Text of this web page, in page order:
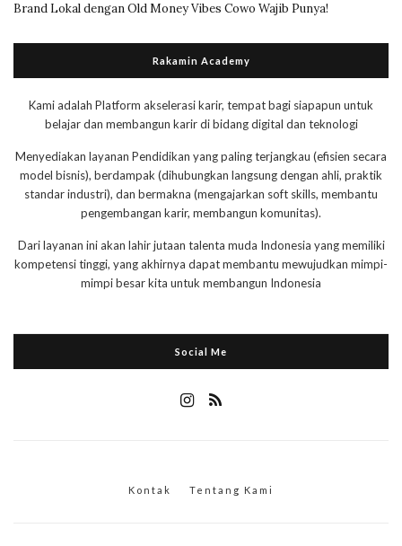
Brand Lokal dengan Old Money Vibes Cowo Wajib Punya!
Rakamin Academy
Kami adalah Platform akselerasi karir, tempat bagi siapapun untuk
belajar dan membangun karir di bidang digital dan teknologi
Menyediakan layanan Pendidikan yang paling terjangkau (efisien secara
model bisnis), berdampak (dihubungkan langsung dengan ahli, praktik
standar industri), dan bermakna (mengajarkan soft skills, membantu
pengembangan karir, membangun komunitas).
Dari layanan ini akan lahir jutaan talenta muda Indonesia yang memiliki
kompetensi tinggi, yang akhirnya dapat membantu mewujudkan mimpi-
mimpi besar kita untuk membangun Indonesia
Social Me
Kontak Tentang Kami